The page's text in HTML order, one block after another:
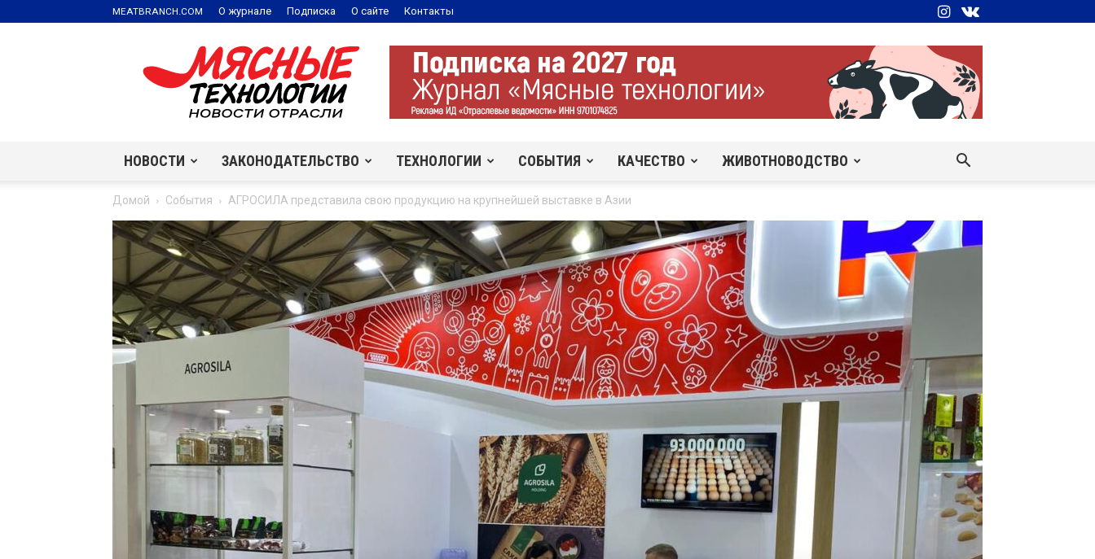
MEATBRANCH.COM О журнале Подписка О сайте Контакты
Мясные
технологии
|
Новости
отрасли
НОВОСТИ ЗАКОНОДАТЕЛЬСТВО ТЕХНОЛОГИИ СОБЫТИЯ КАЧЕСТВО ЖИВОТНОВОДСТВО
Домой События АГРОСИЛА представила свою продукцию на крупнейшей выставке в Азии